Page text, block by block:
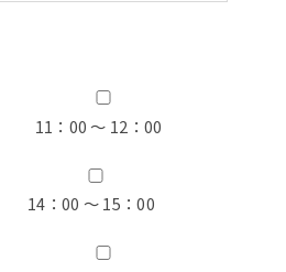
11：00 ～ 12：00
14：00 ～ 15：00